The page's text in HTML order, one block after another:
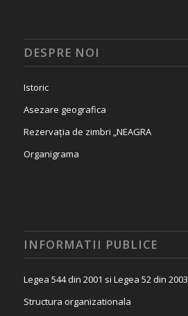
DESPRE NOI
Istoric
Asezare geografica
Rezervația de zimbri „NEAGRA
Organigrama
INFORMATII PUBLICE
Legea 544 din 2001 si Legea 52 din 2003
Structura organizationala